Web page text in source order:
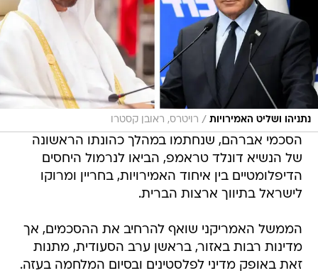
נתניהו ושליט האמירויות / רויטרס, ראובן קסטרו
הסכמי אברהם, שנחתמו במהלך כהונתו הראשונה
של הנשיא דונלד טראמפ, הביאו לנרמול היחסים
הדיפלומטיים בין איחוד האמירויות, בחריין ומרוקו
לישראל בתיווך ארצות הברית.
הממשל האמריקני שואף להרחיב את ההסכמים, אך
מדינות רבות באזור, בראשן ערב הסעודית, מתנות
זאת באופק מדיני לפלסטינים ובסיום המלחמה בעזה.